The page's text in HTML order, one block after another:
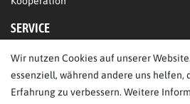
SERVICE
FAQ/Hilfe
Wir nutzen Cookies auf unserer
essenziell, während andere uns helfen,
Erfahrung zu verbessern. Weitere